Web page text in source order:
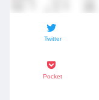
Twitter
Pocket